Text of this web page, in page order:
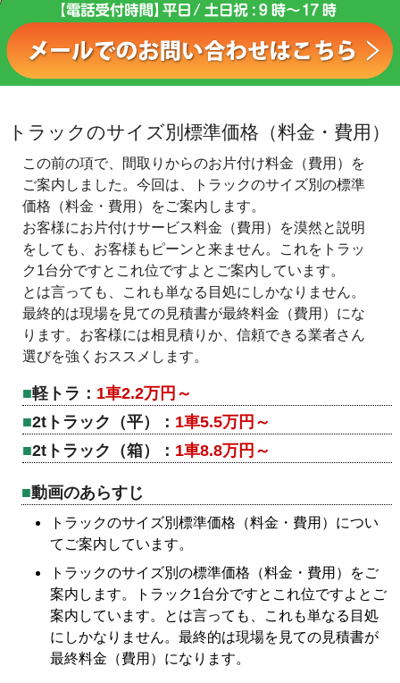
トラックのサイズ別標準価格（料金・費用）
この前の項で、間取りからのお片付け料金（費用）を
ご案内しました。今回は、トラックのサイズ別の標準
価格（料金・費用）をご案内します。
お客様にお片付けサービス料金（費用）を漠然と説明
をしても、お客様もピーンと来ません。これをトラッ
ク1台分ですとこれ位ですよとご案内しています。
とは言っても、これも単なる目処にしかなりません。
最終的は現場を見ての見積書が最終料金（費用）にな
ります。お客様には相見積りか、信頼できる業者さん
選びを強くおススメします。
軽トラ： 1車2.2万円～
2tトラック（平）： 1車5.5万円～
2tトラック（箱）： 1車8.8万円～
動画のあらすじ
トラックのサイズ別標準価格（料金・費用）につい
てご案内しています。
トラックのサイズ別の標準価格（料金・費用）をご
案内します。トラック1台分ですとこれ位ですよとご
案内しています。とは言っても、これも単なる目処
にしかなりません。最終的は現場を見ての見積書が
最終料金（費用）になります。